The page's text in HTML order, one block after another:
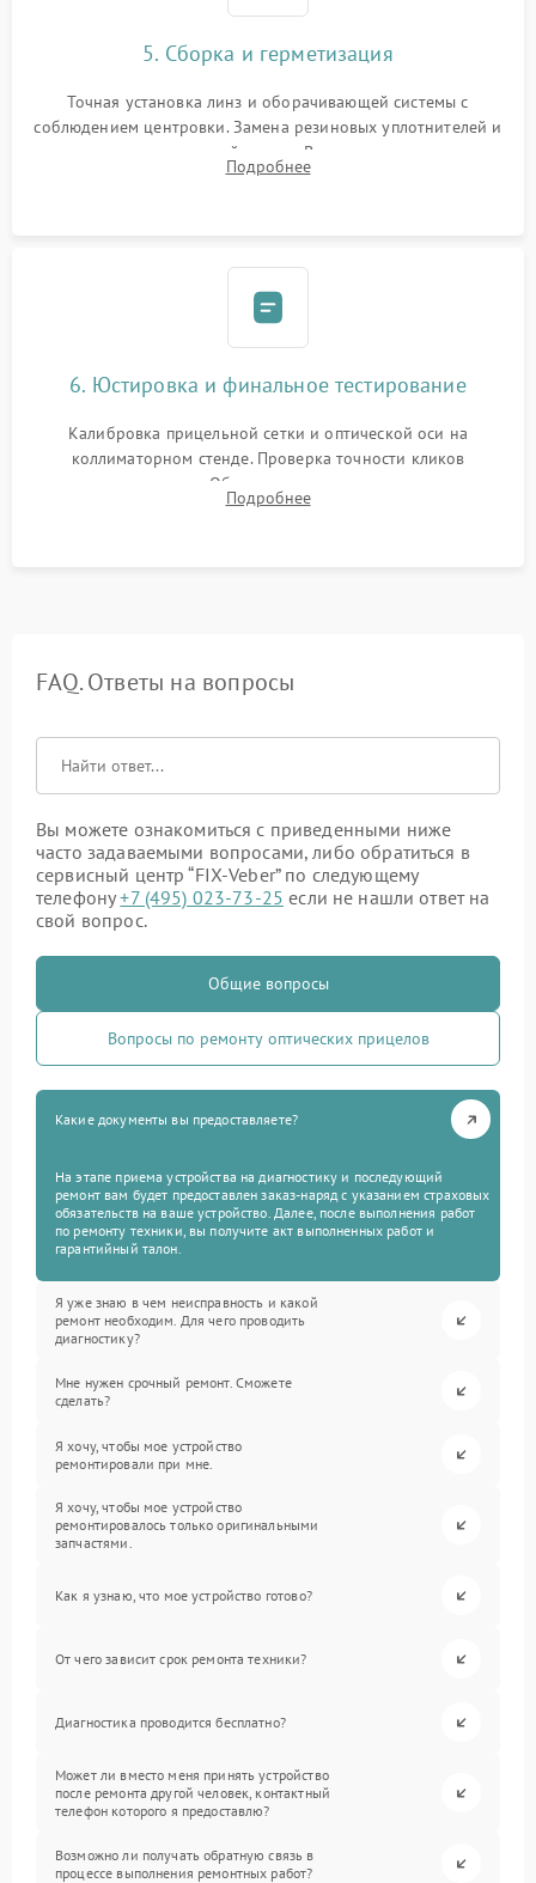
5. Сборка и герметизация
Точная установка линз и оборачивающей системы с
соблюдением центровки. Замена резиновых уплотнителей и
нанесение влагозащитной смазки. Вакуумирование корпуса
и заполнение его осушенным азотом или аргоном для
Подробнее
6. Юстировка и финальное тестирование
Калибровка прицельной сетки и оптической оси на
коллиматорном стенде. Проверка точности кликов
механизма поправок. Обязательное испытание прицела на
ударном стенде для проверки устойчивости к отдаче и
Подробнее
FAQ. Ответы на вопросы
Вы можете ознакомиться с приведенными ниже
часто задаваемыми вопросами, либо обратиться в
сервисный центр “FIX-Veber” по следующему
телефону+7 (495) 023-73-25 если не нашли ответ на
свой вопрос.
Общие вопросы
Вопросы по ремонту оптических прицелов
Какие документы вы предоставляете?
На этапе приема устройства на диагностику и последующий
ремонт вам будет предоставлен заказ-наряд с указанием страховых
обязательств на ваше устройство. Далее, после выполнения работ
по ремонту техники, вы получите акт выполненных работ и
гарантийный талон.
Я уже знаю в чем неисправность и какой
ремонт необходим. Для чего проводить
диагностику?
Мне нужен срочный ремонт. Сможете
сделать?
Я хочу, чтобы мое устройство
ремонтировали при мне.
Я хочу, чтобы мое устройство
ремонтировалось только оригинальными
запчастями.
Как я узнаю, что мое устройство готово?
От чего зависит срок ремонта техники?
Диагностика проводится бесплатно?
Может ли вместо меня принять устройство
после ремонта другой человек, контактный
телефон которого я предоставлю?
Возможно ли получать обратную связь в
процессе выполнения ремонтных работ?